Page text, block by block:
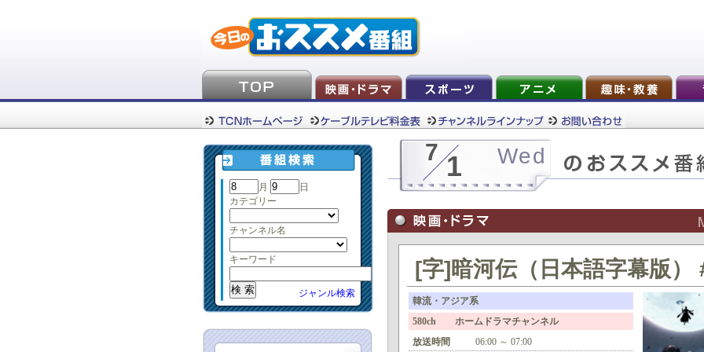
月
日
カテゴリー
チャンネル名
キーワード
ジャンル検索
7 1 Wed
[字]暗河伝（日本語字幕版）
韓流・アジア系
580ch ホームドラマチャンネル
放送時間
06:00 ～ 07:00